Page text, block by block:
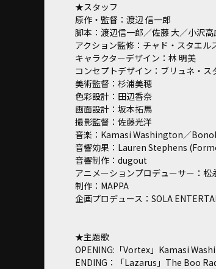
★スタッフ
原作・監督：渡辺 信一郎
脚本：渡辺信一郎／佐藤 大／小沢
アクション監修：チャド・スタエ
キャラクターデザイン：林 明美
コンセプトデザイン：ブリュネ・ス
美術監督：杉浦美穂
色彩設計：田辺香奈
画面設計：坂本拓馬
撮影監督：佐藤光洋
音楽：Kamasi Washington／
音響効果：Lauren Stephens
音響制作：dugout
アニメーションプロデューサー：松
制作：MAPPA
企画プロデュース：SOLA
★主題歌
OPENING:「Vortex」Kamasi
ENDING：「Lazarus」The Boo